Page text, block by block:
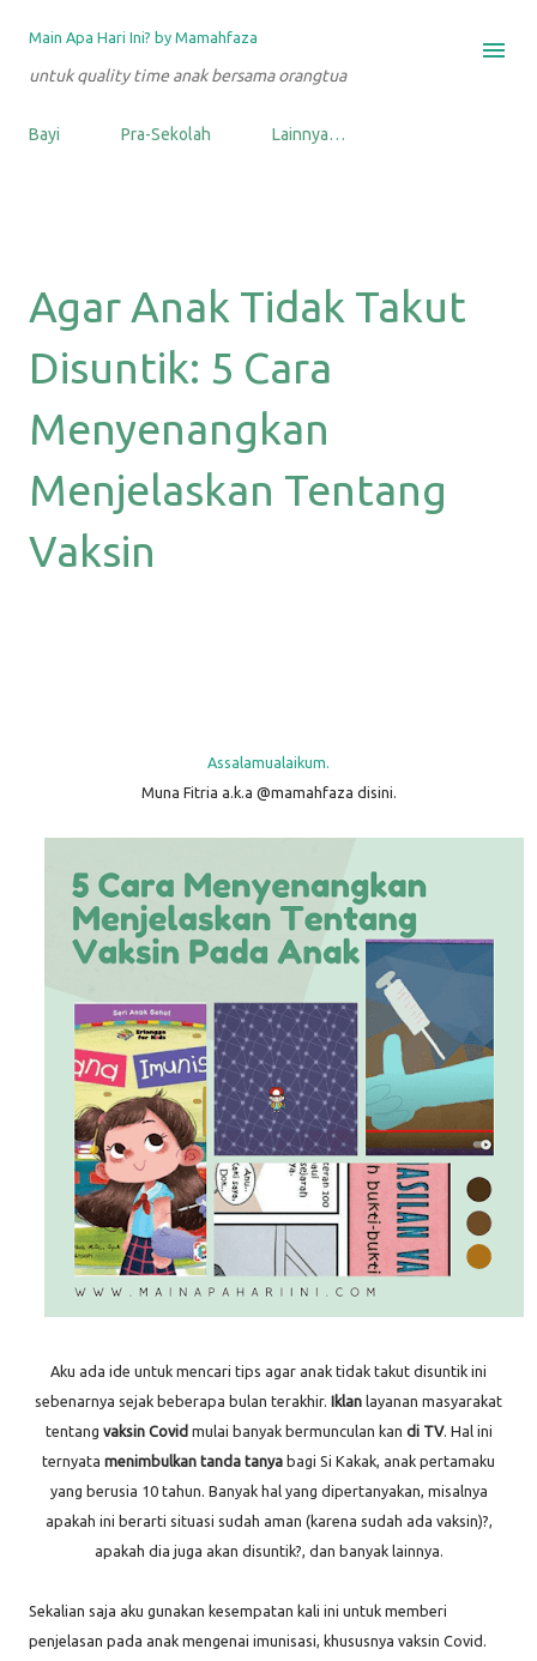
Langsung ke konten utama
Main Apa Hari Ini? by Mamahfaza
untuk quality time anak bersama orangtua
Bayi Pra-Sekolah Lainnya…
Agar Anak Tidak Takut
Disuntik: 5 Cara
Menyenangkan
Menjelaskan Tentang
Vaksin
Assalamualaikum.
Muna Fitria a.k.a @mamahfaza disini.
Aku ada ide untuk mencari tips agar anak tidak takut disuntik ini
sebenarnya sejak beberapa bulan terakhir. Iklan layanan masyarakat
tentang vaksin Covid mulai banyak bermunculan kan di TV. Hal ini
ternyata menimbulkan tanda tanya bagi Si Kakak, anak pertamaku
yang berusia 10 tahun. Banyak hal yang dipertanyakan, misalnya
apakah ini berarti situasi sudah aman (karena sudah ada vaksin)?,
apakah dia juga akan disuntik?, dan banyak lainnya.
Sekalian saja aku gunakan kesempatan kali ini untuk memberi
penjelasan pada anak mengenai imunisasi, khususnya vaksin Covid.